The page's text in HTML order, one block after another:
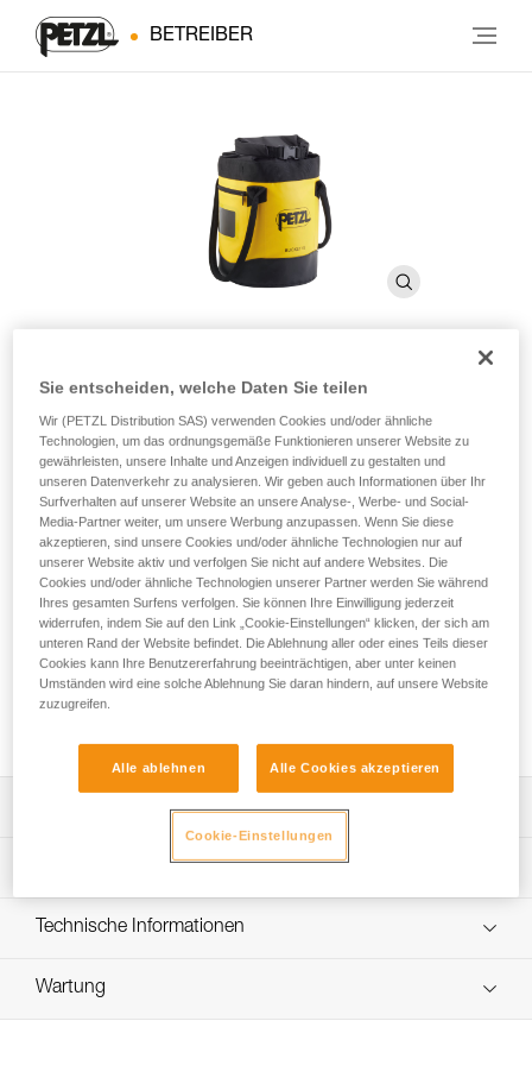
BETREIBER
BUCKET 15
Standfester Seilsack. 15 Liter
Der einfache, robuste Seilsack BUCKET 15 ermöglicht, bis
zu 45 Meter Seil mit einem Durchmesser von 11 mm zu
verstauen. Er ist standfest und behält seine Form, selbst
wenn er leer ist, um den Zugriff auf den Innenbereich zu
erleichtern. Er verfügt über ein Außenfach zum Verstauen
persönlicher Wertsachen und ein personalisierbares ID-Feld
zum schnellen Identifizieren des Inhalts. Die Konstruktion
aus TPU-Plane ist für den regelmäßigen bis intensiven
Gebrauch geeignet. Der Seilsack ist in drei Farben erhältlich:
Leistungsverzeichnis
Standfester Seilsack:
- An den zwei Schlaufen im Inneren des Sacks können die
befestigt werden.
- Vier Schlaufen im Inneren des Sacks ermöglichen das
Befestigen von Material oder einer TOOLBAG-
Technische Spezifikationen
Volumen: 15 Liter
Technische Informationen
Häufige Fragen
Wartung
Sie entscheiden, welche Daten Sie teilen
Wir (PETZL Distribution SAS) verwenden Cookies und/oder ähnliche
Technologien, um das ordnungsgemäße Funktionieren unserer Website zu
gewährleisten, unsere Inhalte und Anzeigen individuell zu gestalten und
unseren Datenverkehr zu analysieren. Wir geben auch Informationen über Ihr
Surfverhalten auf unserer Website an unsere Analyse-, Werbe- und Social-
Media-Partner weiter, um unsere Werbung anzupassen. Wenn Sie diese
akzeptieren, sind unsere Cookies und/oder ähnliche Technologien nur auf
unserer Website aktiv und verfolgen Sie nicht auf andere Websites. Die
Cookies und/oder ähnliche Technologien unserer Partner werden Sie während
Ihres gesamten Surfens verfolgen. Sie können Ihre Einwilligung jederzeit
widerrufen, indem Sie auf den Link „Cookie-Einstellungen“ klicken, der sich am
unteren Rand der Website befindet. Die Ablehnung aller oder eines Teils dieser
Cookies kann Ihre Benutzererfahrung beeinträchtigen, aber unter keinen
Umständen wird eine solche Ablehnung Sie daran hindern, auf unsere Website
zuzugreifen.
Alle ablehnen Alle Cookies akzeptieren
Cookie-Einstellungen